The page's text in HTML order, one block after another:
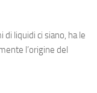
liquidi ci siano, ha le
l’origine del